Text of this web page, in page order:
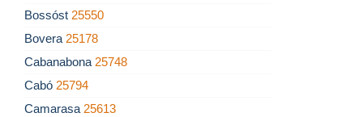
Bossóst 25550
Bovera 25178
Cabanabona 25748
Cabó 25794
Camarasa 25613